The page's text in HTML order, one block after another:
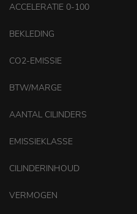
ACCELERATIE 0-100
BEKLEDING
CO2-EMISSIE
BTW/MARGE
AANTAL CILINDERS
EMISSIEKLASSE
CILINDERINHOUD
VERMOGEN